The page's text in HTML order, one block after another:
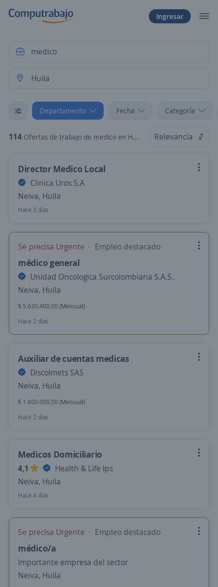
Ingresar
Departamento Fecha Categoría
114 Ofertas de trabajo de medico en Huila Relevancia
Director Medico Local
Clinica Uros S.A
Neiva, Huila
Hace 2 días
Se precisa Urgente Empleo destacado
médico general
Unidad Oncologica Surcolombiana S.A.S.
Neiva, Huila
$ 5.630.400,00 (Mensual)
Hace 2 días
Auxiliar de cuentas medicas
Discolmets SAS
Neiva, Huila
$ 1.800.000,00 (Mensual)
Hace 2 días
Medicos Domiciliario
4,1
Health & Life Ips
Neiva, Huila
Hace 4 días
Se precisa Urgente Empleo destacado
médico/a
Importante empresa del sector
Neiva, Huila